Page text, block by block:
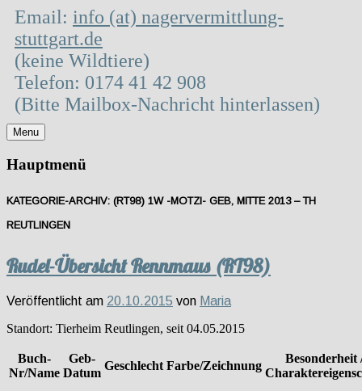
Email: info (at) nagervermittlung-
stuttgart.de
(keine Wildtiere)
Telefon: 0174 41 42 908
(Bitte Mailbox-Nachricht hinterlassen)
Menu
Hauptmenü
KATEGORIE-ARCHIV: (RT98) 1W -MOTZI- GEB, MITTE 2013 – TH
REUTLINGEN
Rudel-Übersicht Rennmaus (RT98)
Veröffentlicht am 20.10.2015 von Maria
Standort: Tierheim Reutlingen, seit 04.05.2015
Buch-
Nr/Name
Geb-
Datum
Geschlecht Farbe/Zeichnung
Besonderheit